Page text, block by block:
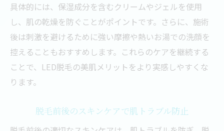
具体的には、保湿成分を含むクリームやジェルを使用
し、肌の乾燥を防ぐことがポイントです。さらに、施術
後は刺激を避けるために強い摩擦や熱いお湯での洗顔を
控えることもおすすめします。これらのケアを継続する
ことで、LED脱毛の美肌メリットをより実感しやすくな
ります。
脱毛前後のスキンケアで肌トラブル防止